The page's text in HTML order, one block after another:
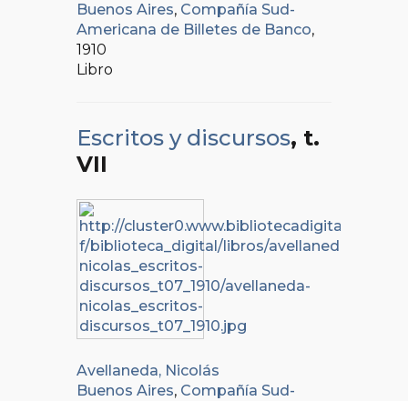
Buenos Aires, Compañía Sud-
Americana de Billetes de Banco,
1910
Libro
Escritos y discursos, t.
VII
Avellaneda, Nicolás
Buenos Aires, Compañía Sud-